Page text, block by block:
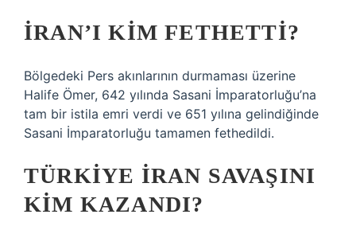
İRAN’I KIM FETHETTI?
Bölgedeki Pers akınlarının durmaması üzerine
Halife Ömer, 642 yılında Sasani İmparatorluğu’na
tam bir istila emri verdi ve 651 yılına gelindiğinde
Sasani İmparatorluğu tamamen fethedildi.
TÜRKIYE İRAN SAVAŞINI
KIM KAZANDI?